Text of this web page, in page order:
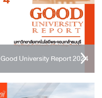
Good University Report 2024